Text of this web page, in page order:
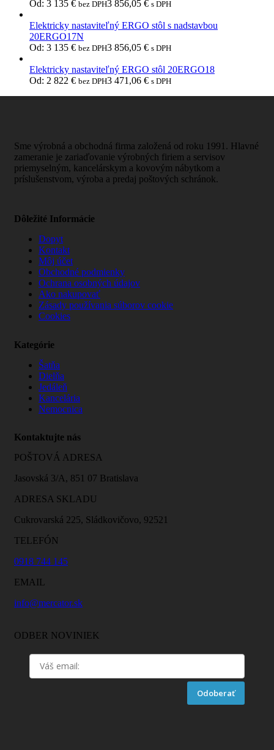
Od: 3 135 € bez DPH3 856,05 € s DPH
Elektricky nastaviteľný ERGO stôl s nadstavbou
20ERGO17N
Od: 3 135 € bez DPH3 856,05 € s DPH
Elektricky nastaviteľný ERGO stôl 20ERGO18
Od: 2 822 € bez DPH3 471,06 € s DPH
Sme výrobná a obchodná firma založená od roku 1991. Hlavné
zameranie je zariaďovanie výrobných firiem a servisov
priemyselným, kancelárskym a kovovým nábytkom a
príslušenstvom, výroba a predaj poštových schránok.
Dôležité Informácie
Dopyt
Kontakt
Môj účet
Obchodné podmienky
Ochrana osobných údajov
Ako nakupovať
Zásady používania súborov cookie
Cookies
Kategórie
Šatňa
Dielňa
Jedáleň
Kancelária
Nemocnica
Kontaktujte nás
POŠTOVÁ ADRESA
Jasovská 3/A, 851 07 Bratislava
ADRESA SKLADU
Cukrovarská 225, Sládkovičovo, 92521
TELEFÓN
0918 744 145
EMAIL
info@mercator.sk
ODBER NOVINIEK
Odoberať